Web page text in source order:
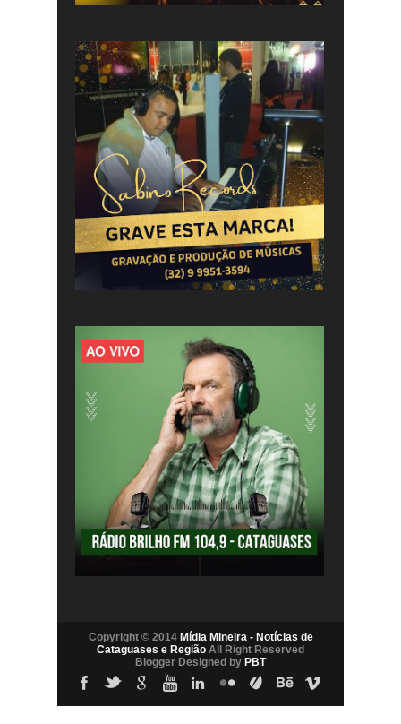
Copyright © 2014 Mídia Mineira - Notícias de
Cataguases e Região All Right Reserved
Blogger Designed by PBT